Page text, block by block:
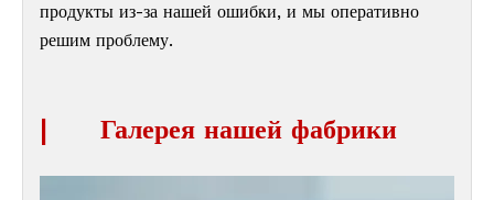
продукты из-за нашей ошибки, и мы оперативно
решим проблему.
| Галерея нашей фабрики